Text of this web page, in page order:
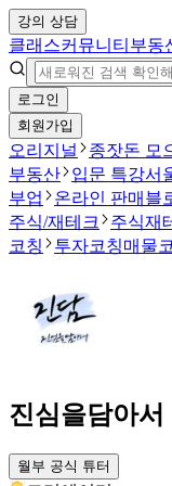
강의 상담
클래스커뮤니티 부동
로그인
회원가입
오리지널 종잣돈 모
부동산
입문 특강서
부업
온라인 판매 블
주식/재테크
주식재
코칭
투자코칭매물
진심을담아서
월부 공식 튜터